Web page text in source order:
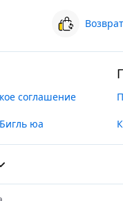
соглашение
юа